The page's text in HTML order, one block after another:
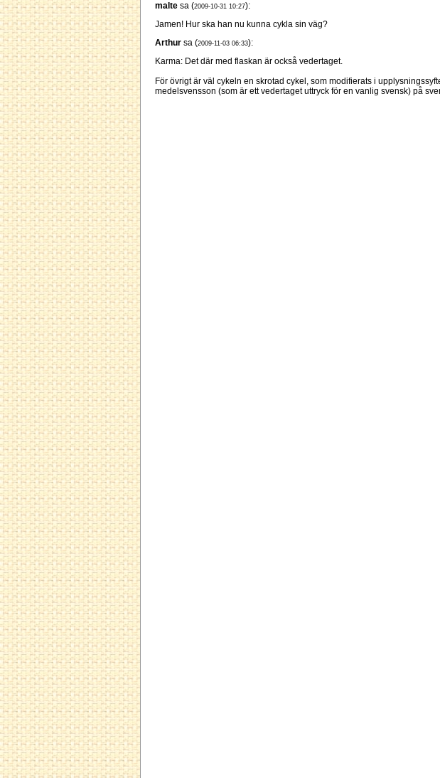
malte sa (2009-10-31 10:27):
Jamen! Hur ska han nu kunna cykla sin väg?
Arthur sa (2009-11-03 06:33):
Karma: Det där med flaskan är också vedertaget.
För övrigt är väl cykeln en skrotad cykel, som modifierats i
medelsvensson (som är ett vedertaget uttryck för en vanlig svensk) på